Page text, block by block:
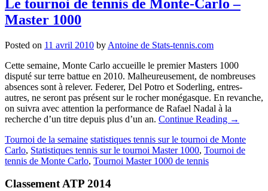
Le tournoi de tennis de Monte-Carlo –
Master 1000
Posted on 11 avril 2010 by Antoine de Stats-tennis.com
Cette semaine, Monte Carlo accueille le premier Masters 1000
disputé sur terre battue en 2010. Malheureusement, de nombreuses
absences sont à relever. Federer, Del Potro et Soderling, entres-
autres, ne seront pas présent sur le rocher monégasque. En revanche,
on suivra avec attention la performance de Rafael Nadal à la
recherche d’un titre depuis plus d’un an. Continue Reading →
Tournoi de la semaine statistiques tennis sur le tournoi de Monte
Carlo, Statistiques tennis sur le tournoi Master 1000, Tournoi de
tennis de Monte Carlo, Tournoi Master 1000 de tennis
Classement ATP 2014